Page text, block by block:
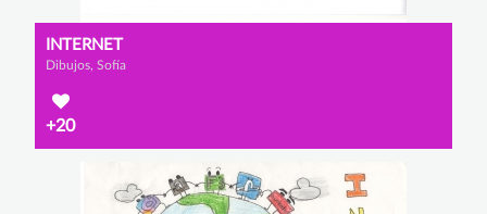
INTERNET
Dibujos, Sofía
+20